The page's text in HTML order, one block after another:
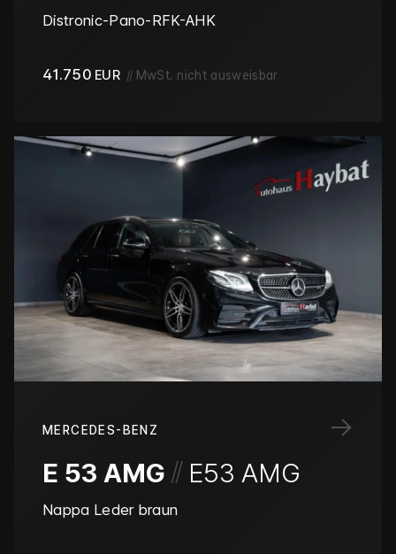
Distronic-Pano-RFK-AHK
41.750 EUR // MwSt. nicht ausweisbar
→
MERCEDES-BENZ
E 53 AMG // E53 AMG
Nappa Leder braun